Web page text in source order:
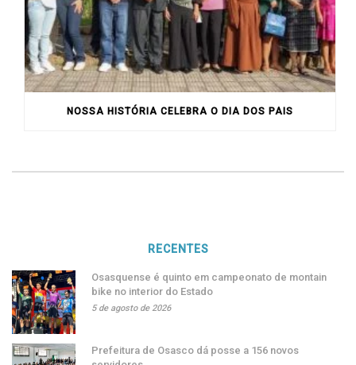
NOSSA HISTÓRIA CELEBRA O DIA DOS PAIS
RECENTES
Osasquense é quinto em campeonato de montain
bike no interior do Estado
5 de agosto de 2026
Prefeitura de Osasco dá posse a 156 novos